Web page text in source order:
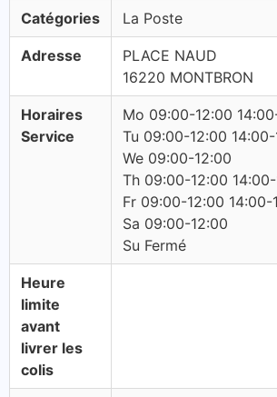
Catégories La Poste
Adresse
PLACE NAUD
16220 MONTBRON
Horaires
Service
Mo 09:00-12:00
Tu 09:00-12:00
We 09:00-12:00
Th 09:00-12:00
Fr 09:00-12:00 14:00-
Sa 09:00-12:00
Su Fermé
Heure
limite
avant
livrer les
colis